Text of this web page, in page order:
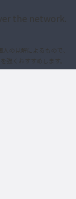
the network.
の見解によるもので、
強くおすすめします。